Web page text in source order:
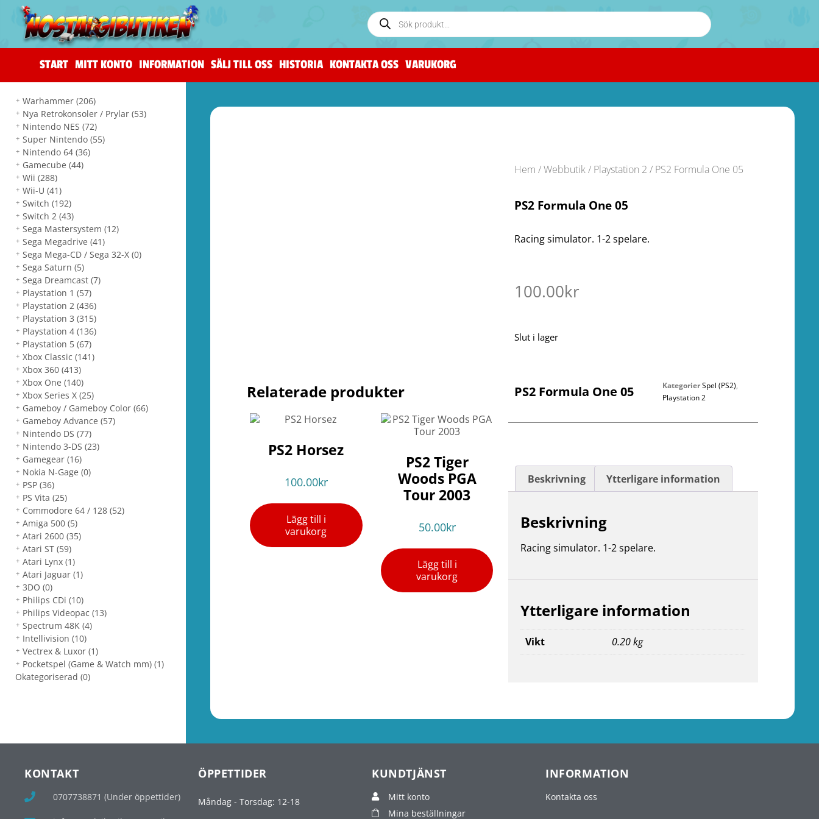
START MITT KONTO INFORMATION SÄLJ TILL OSS HISTORIA KONTAKTA OSS VARUKORG
Warhammer(206)
Nya Retrokonsoler / Prylar(53)
Nintendo NES(72)
Super Nintendo(55)
Nintendo 64(36)
Gamecube(44)
Wii(288)
Wii-U(41)
Switch(192)
Switch 2(43)
Sega Mastersystem(12)
Sega Megadrive(41)
Sega Mega-CD / Sega 32-X(0)
Sega Saturn(5)
Sega Dreamcast(7)
Playstation 1(57)
Playstation 2(436)
Playstation 3(315)
Playstation 4(136)
Playstation 5(67)
Xbox Classic(141)
Xbox 360(413)
Xbox One(140)
Xbox Series X(25)
Gameboy / Gameboy Color(66)
Gameboy Advance(57)
Nintendo DS(77)
Nintendo 3-DS(23)
Gamegear(16)
Nokia N-Gage(0)
PSP(36)
PS Vita(25)
Commodore 64 / 128(52)
Amiga 500(5)
Atari 2600(35)
Atari ST(59)
Atari Lynx(1)
Atari Jaguar(1)
3DO(0)
Philips CDi(10)
Philips Videopac(13)
Spectrum 48K(4)
Intellivision(10)
Vectrex & Luxor(1)
Pocketspel (Game & Watch mm)(1)
Okategoriserad (0)
Hem /Webbutik/ Playstation 2 / PS2 Formula One 05
PS2 Formula One 05
Racing simulator. 1-2 spelare.
100.00kr
Slut i lager
Relaterade produkter
PS2 Horsez
100.00kr
Lägg till i
varukorg
PS2 Tiger
Woods PGA
Tour 2003
50.00kr
Lägg till i
varukorg
PS2 Formula One 05 KategorierSpel (PS2),
Playstation 2
Beskrivning Ytterligare information
Beskrivning
Racing simulator. 1-2 spelare.
Ytterligare information
Vikt 0.20 kg
KONTAKT
0707738871 (Under öppettider)
ÖPPETTIDER
Måndag - Torsdag: 12-18
KUNDTJÄNST
Mitt konto
Mina beställningar
INFORMATION
Kontakta oss